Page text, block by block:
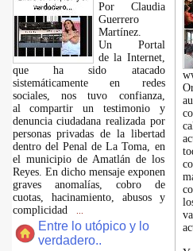
Por Claudia
Guerrero
Martínez.
​Un Portal
de la Internet,
que ha sido atacado
sistemáticamente en redes
sociales, nos tuvo confianza,
al compartir un testimonio y
denuncia ciudadana realizada por
personas privadas de la libertad
dentro del Penal de La Toma, en
el municipio de Amatlán de los
Reyes. En dicho mensaje exponen
graves anomalías, cobro de
cuotas, hacinamiento, abusos y
complicidad
Entre lo utópico y lo
verdadero..